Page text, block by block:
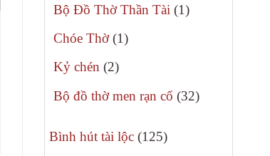
Bộ Đồ Thờ Thần Tài 11
Chóe Thờ 11
Kỷ chén 22
Bộ đồ thờ men rạn cổ 3232
Bình hút tài lộc 125125